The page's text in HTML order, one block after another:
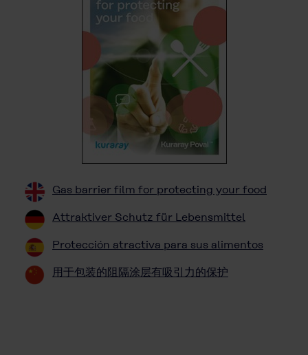
Gas barrier film for protecting your food
Attraktiver Schutz für Lebensmittel
Protección atractiva para sus alimentos
用于包装的阻隔涂层有吸引力的保护